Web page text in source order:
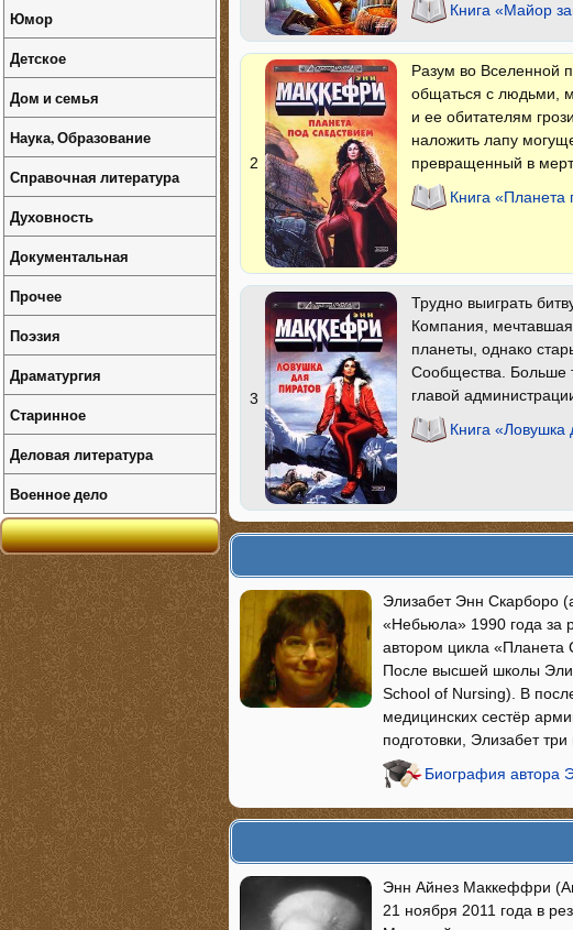
Книга «Майор
2
Разум во Вселенной
общаться с людьми,
и ее обитателям
наложить лапу
превращенный в
Книга «Планета
3
Трудно выиграть
Компания,
планеты, однако
Сообщества. Больше
главой
Книга
Элизабет Энн Скарборо
«Небьюла» 1990 года за
автором цикла «Планета
После высшей школы
School of Nursing). В
медицинских сестёр
подготовки, Элизабет
Биография автора
Энн Айнез Маккеффри
21 ноября 2011 года в
Юмор
Детское
Дом и семья
Наука, Образование
Справочная литература
Духовность
Документальная
Прочее
Поэзия
Драматургия
Старинное
Деловая литература
Военное дело